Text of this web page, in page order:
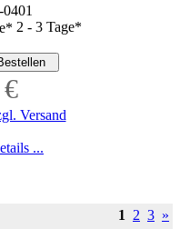
2 - 3 Tage*
Versand
...
1 2 3 »